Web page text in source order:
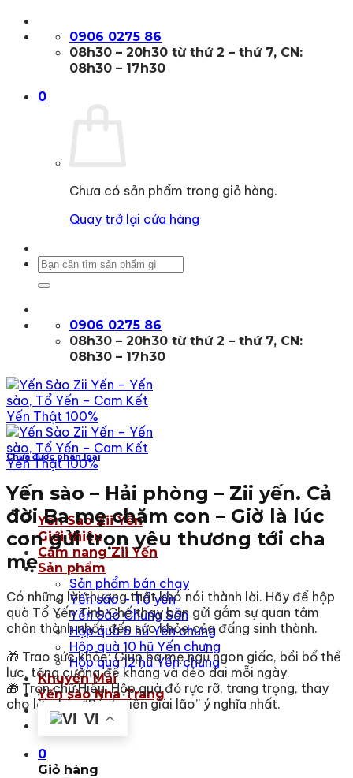
qua
0906 0275 86
08h30 – 20h30 từ thứ 2 – thứ 7, CN:
08h30 – 17h30
0
Chưa có sản phẩm trong giỏ hàng.
Quay trở lại cửa hàng
Tìm
0906 0275 86
08h30 – 20h30 từ thứ 2 – thứ 7, CN:
08h30 – 17h30
Yến Sào Zii Yến
Giới thiệu
Cẩm nang Zii Yến
Sản phẩm
Sản phẩm bán chạy
Yến sào – Tổ yến
Yến Sào Chưng Sẵn
Hộp quà 6 hũ Yến chưng
Hộp quà 10 hũ Yến chưng
Hộp quà 12 hũ Yến chưng
Khuyến Mãi
Yến sào Nha Trang
Liên hệ
VI
0
Giỏ hàng
Chưa được phân loại
Yến sào – Hải phòng – Zii yến. Cả
đời Ba mẹ chăm con – Giờ là lúc
con gửi trọn yêu thương tới cha
mẹ
Có những lời thương thật khó nói thành lời. Hãy để hộp
quà Tổ Yến Tinh Chế thay bạn gửi gắm sự quan tâm
chân thành nhất đến sức khỏe của đấng sinh thành.
🎁 Trao sức khỏe: Giúp ba mẹ ngủ ngon giấc, bồi bổ thể
lực, tăng cường đề kháng và dẻo dai mỗi ngày.
🎁 Trọn chữ Hiếu: Hộp quà đỏ rực rỡ, trang trọng, thay
cho lời chúc “Bách niên giai lão” ý nghĩa nhất.